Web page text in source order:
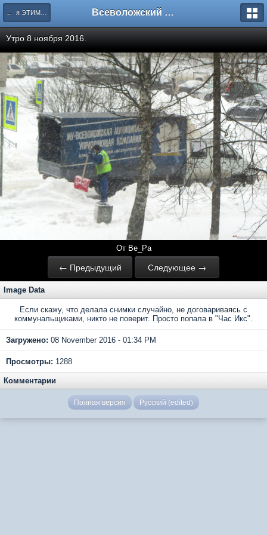
← я ЭТИМ городом храним Всеволожский форум
Утро 8 ноября 2016.
От Ве_Ра
← Предыдущий Следующее →
Image Data
Если скажу, что делала снимки случайно, не договариваясь с
коммунальщиками, никто не поверит. Просто попала в "Час Икс".
Загружено: 08 November 2016 - 01:34 PM
Просмотры: 1288
Комментарии
Полная версия Русский (edited)